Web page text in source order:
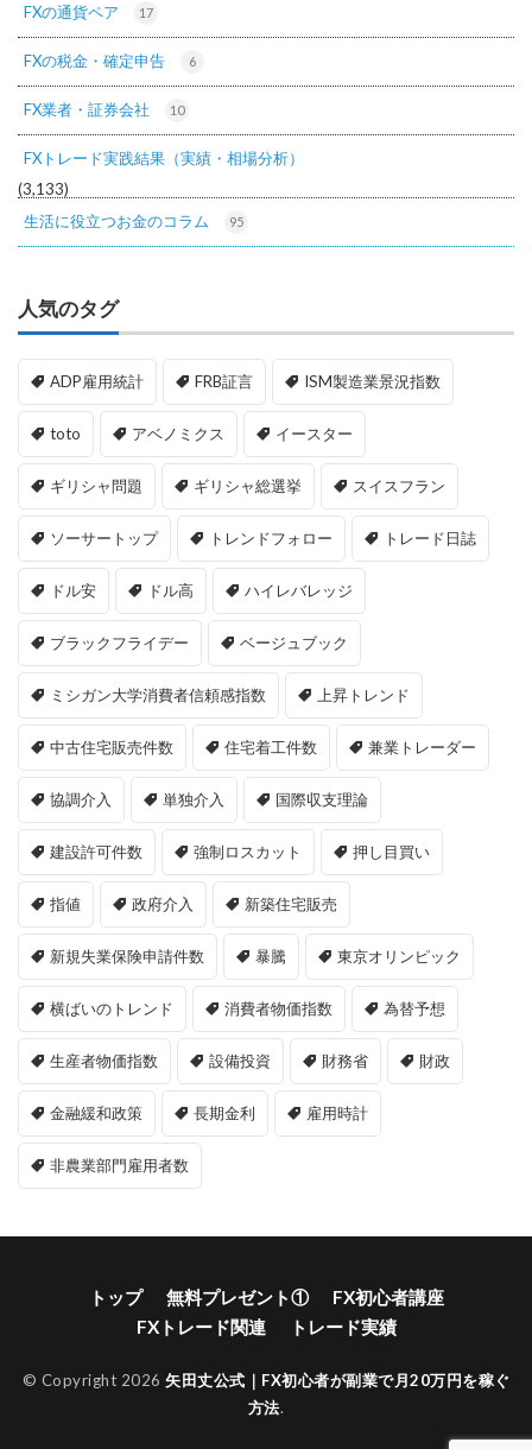
FXの通貨ペア 17
FXの税金・確定申告 6
FX業者・証券会社 10
FXトレード実践結果（実績・相場分析）
(3,133)
生活に役立つお金のコラム
95
人気のタグ
ADP雇用統計 FRB証言 ISM製造業景況指数
toto アベノミクス イースター
ギリシャ問題 ギリシャ総選挙 スイスフラン
ソーサートップ トレンドフォロー トレード日誌
ドル安 ドル高 ハイレバレッジ
ブラックフライデー ベージュブック
ミシガン大学消費者信頼感指数 上昇トレンド
中古住宅販売件数 住宅着工件数 兼業トレーダー
協調介入 単独介入 国際収支理論
建設許可件数 強制ロスカット 押し目買い
指値 政府介入 新築住宅販売
新規失業保険申請件数 暴騰 東京オリンピック
横ばいのトレンド 消費者物価指数 為替予想
生産者物価指数 設備投資 財務省 財政
金融緩和政策 長期金利 雇用時計
非農業部門雇用者数
トップ 無料プレゼント①
FX初心者講座
FXトレード関連
トレード実績
© Copyright 2026 矢田丈公式｜FX初心者が副業で月20万円を稼ぐ
方法.